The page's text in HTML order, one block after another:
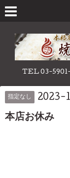
TEL 03-5901-
指定なし 2023-
本店お休み